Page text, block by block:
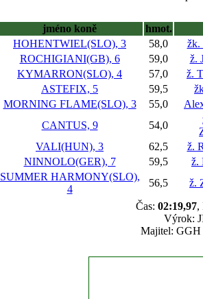
jméno koně
hmot.
HOHENTWIEL(SLO), 3 58,0
žk.
ROCHIGIANI(GB), 6 59,0
ž.
KYMARRON(SLO), 4 57,0
ž.
ASTEFIX, 5 59,5
MORNING FLAME(SLO), 3 55,0
CANTUS, 9 54,0
VALI(HUN), 3 62,5
ž.
NINNOLO(GER), 7 59,5
ž.
SUMMER HARMONY(SLO),
4
56,5
ž.
Čas: 02:19,97,
Výrok:
Majitel: GGH